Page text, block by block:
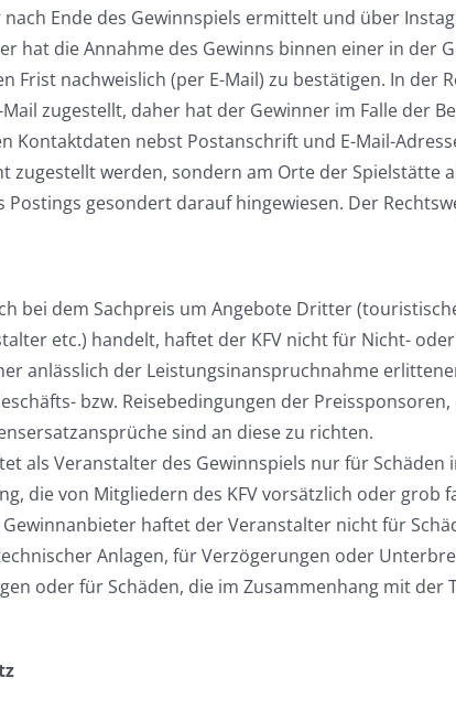
Ende des Gewinnspiels ermittelt und über
hat die Annahme des Gewinns binnen einer in der
Frist nachweislich (per E-Mail) zu bestätigen. In der
zugestellt, daher hat der Gewinner im Falle der
Kontaktdaten nebst Postanschrift und E-Mail-
zugestellt werden, sondern am Orte der Spielstätte
Postings gesondert darauf hingewiesen. Der
bei dem Sachpreis um Angebote Dritter
etc.) handelt, haftet der KFV nicht für Nicht-
anlässlich der Leistungsinanspruchnahme
bzw. Reisebedingungen der
sind an diese zu richten.
als Veranstalter des Gewinnspiels nur für
die von Mitgliedern des KFV vorsätzlich oder grob
haftet der Veranstalter nicht für
Anlagen, für Verzögerungen oder
oder für Schäden, die im Zusammenhang mit der